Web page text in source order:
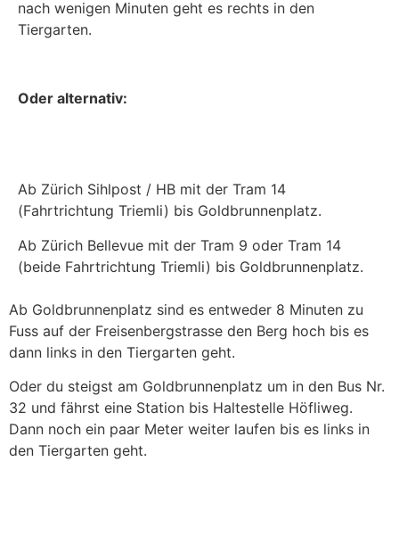
nach wenigen Minuten geht es rechts in den
Tiergarten.
Oder alternativ:
Ab Zürich Sihlpost / HB mit der Tram 14
(Fahrtrichtung Triemli) bis Goldbrunnenplatz.
Ab Zürich Bellevue mit der Tram 9 oder Tram 14
(beide Fahrtrichtung Triemli) bis Goldbrunnenplatz.
Ab Goldbrunnenplatz sind es entweder 8 Minuten zu
Fuss auf der Freisenbergstrasse den Berg hoch bis es
dann links in den Tiergarten geht.
Oder du steigst am Goldbrunnenplatz um in den Bus Nr.
32 und fährst eine Station bis Haltestelle Höfliweg.
Dann noch ein paar Meter weiter laufen bis es links in
den Tiergarten geht.